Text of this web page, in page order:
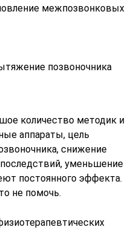
межпозвонковых
позвоночника
количество методик и
аппараты, цель
снижение
уменьшение
постоянного эффекта.
не помочь.